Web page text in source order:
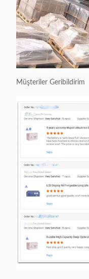
Müşteriler Geribildirim